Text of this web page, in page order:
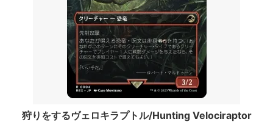
狩りをするヴェロキラプトル/Hunting Velociraptor